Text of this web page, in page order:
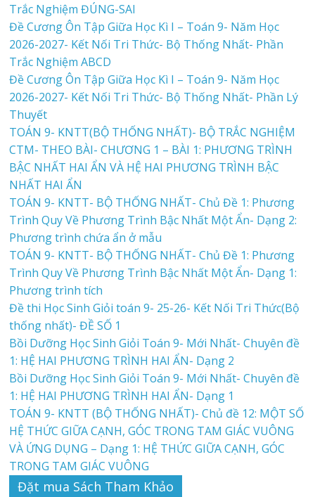
Trắc Nghiệm ĐÚNG-SAI
Đề Cương Ôn Tập Giữa Học Kì I – Toán 9- Năm Học
2026-2027- Kết Nối Tri Thức- Bộ Thống Nhất- Phần
Trắc Nghiệm ABCD
Đề Cương Ôn Tập Giữa Học Kì I – Toán 9- Năm Học
2026-2027- Kết Nối Tri Thức- Bộ Thống Nhất- Phần Lý
Thuyết
TOÁN 9- KNTT(BỘ THỐNG NHẤT)- BỘ TRẮC NGHIỆM
CTM- THEO BÀI- CHƯƠNG 1 – BÀI 1: PHƯƠNG TRÌNH
BẬC NHẤT HAI ẨN VÀ HỆ HAI PHƯƠNG TRÌNH BẬC
NHẤT HAI ẨN
TOÁN 9- KNTT- BỘ THỐNG NHẤT- Chủ Đề 1: Phương
Trình Quy Về Phương Trình Bậc Nhất Một Ẩn- Dạng 2:
Phương trình chứa ẩn ở mẫu
TOÁN 9- KNTT- BỘ THỐNG NHẤT- Chủ Đề 1: Phương
Trình Quy Về Phương Trình Bậc Nhất Một Ẩn- Dạng 1:
Phương trình tích
Đề thi Học Sinh Giỏi toán 9- 25-26- Kết Nối Tri Thức(Bộ
thống nhất)- ĐỀ SỐ 1
Bồi Dưỡng Học Sinh Giỏi Toán 9- Mới Nhất- Chuyên đề
1: HỆ HAI PHƯƠNG TRÌNH HAI ẨN- Dạng 2
Bồi Dưỡng Học Sinh Giỏi Toán 9- Mới Nhất- Chuyên đề
1: HỆ HAI PHƯƠNG TRÌNH HAI ẨN- Dạng 1
TOÁN 9- KNTT (BỘ THỐNG NHẤT)- Chủ đề 12: MỘT SỐ
HỆ THỨC GIỮA CẠNH, GÓC TRONG TAM GIÁC VUÔNG
VÀ ỨNG DỤNG – Dạng 1: HỆ THỨC GIỮA CẠNH, GÓC
TRONG TAM GIÁC VUÔNG
Đặt mua Sách Tham Khảo